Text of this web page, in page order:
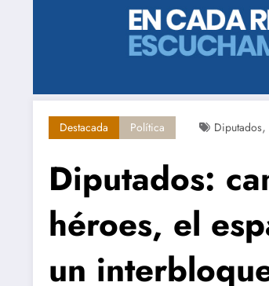
Destacada Política Diputados,
Diputados:
héroes, el
un